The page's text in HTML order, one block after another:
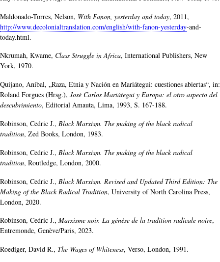
Maldonado-Torres, Nelson, With Fanon, yesterday and today, 2011,
http://www.decolonialtranslation.com/english/with-fanon-yesterday​-and-
today.html.
Nkrumah, Kwame, Class Struggle in Africa, International Publishers, New
York, 1970.
Quijano, Aníbal, „Raza, Etnia y Nación en Mariátegui: cuestiones abiertas“, in:
Roland Forgues (Hrsg.), José Carlos Mariátegui y Europa: el otro aspecto del
descubrimiento, Editorial Amauta, Lima, 1993, S. 167-188.
Robinson, Cedric J., Black Marxism. The making of the black radical
tradition, Zed Books, London, 1983.
Robinson, Cedric J., Black Marxism. The making of the black radical
tradition, Routledge, London, 2000.
Robinson, Cedric J., Black Marxism. Revised and Updated Third Edition: The
Making of the Black Radical Tradition, University of North Carolina Press,
London, 2020.
Robinson, Cedric J., Marxisme noir. La génèse de la tradition radicale noire,
Entremonde, Genève/Paris, 2023.
Roediger, David R., The Wages of Whiteness, Verso, London, 1991.